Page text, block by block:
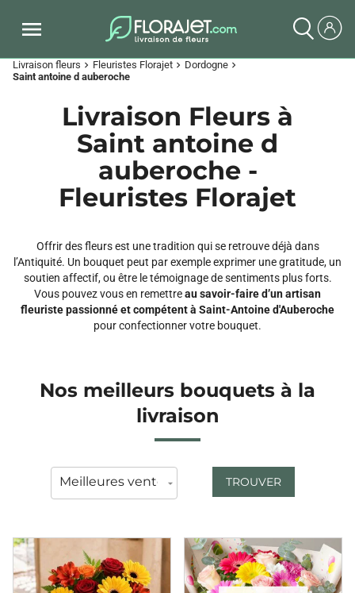
Livraison fleurs chevron_right Fleuristes Florajet chevron_right Dordogne chevron_right
Saint antoine d auberoche
Livraison Fleurs à
Saint antoine d
auberoche -
Fleuristes Florajet
Offrir des fleurs est une tradition qui se retrouve déjà dans
l’Antiquité. Un bouquet peut par exemple exprimer une gratitude, un
soutien affectif, ou être le témoignage de sentiments plus forts.
Vous pouvez vous en remettreau savoir-faire d’un artisan
fleuriste passionné et compétent à Saint-Antoine d'Auberoche
pour confectionner votre bouquet.
Nos meilleurs bouquets à la
livraison
TROUVER